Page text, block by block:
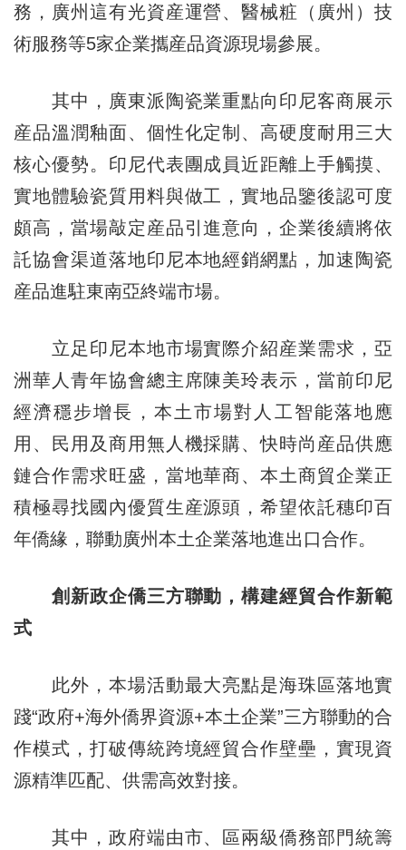
務，廣州這有光資産運營、醫械粧（廣州）技
術服務等5家企業攜産品資源現場參展。
其中，廣東派陶瓷業重點向印尼客商展示
産品溫潤釉面、個性化定制、高硬度耐用三大
核心優勢。印尼代表團成員近距離上手觸摸、
實地體驗瓷質用料與做工，實地品鑒後認可度
頗高，當場敲定産品引進意向，企業後續將依
託協會渠道落地印尼本地經銷網點，加速陶瓷
産品進駐東南亞終端市場。
立足印尼本地市場實際介紹産業需求，亞
洲華人青年協會總主席陳美玲表示，當前印尼
經濟穩步增長，本土市場對人工智能落地應
用、民用及商用無人機採購、快時尚産品供應
鏈合作需求旺盛，當地華商、本土商貿企業正
積極尋找國內優質生産源頭，希望依託穗印百
年僑緣，聯動廣州本土企業落地進出口合作。
創新政企僑三方聯動，構建經貿合作新範
式
此外，本場活動最大亮點是海珠區落地實
踐“政府+海外僑界資源+本土企業”三方聯動的合
作模式，打破傳統跨境經貿合作壁壘，實現資
源精準匹配、供需高效對接。
其中，政府端由市、區兩級僑務部門統籌